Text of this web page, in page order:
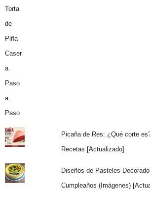
Picaña de Res: ¿Qué corte
Recetas [Actualizado]
Diseños de Pasteles
Cumpleaños (Imágenes)